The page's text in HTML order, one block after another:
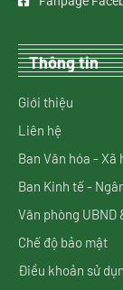
Thông tin
Giới thiệu
Liên hệ
Ban Văn hóa - Xã
Ban Kinh tế -
Văn phòng UBND
Chế độ bảo mật
Điều khoản sử